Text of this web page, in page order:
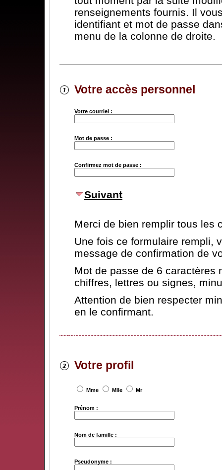
renseignements fournis. Il
identifiant et mot de passe
menu de la colonne de droite.
Votre accès personnel
Votre courriel :
Mot de passe :
Confirmez mot de passe :
Suivant
Merci de bien remplir tous les
Une fois ce formulaire rempli,
message de confirmation de
Mot de passe de 6 caractères
chiffres, lettres ou signes,
Attention de bien respecter
en le confirmant.
Votre profil
Mme Mlle Mr
Prénom :
Nom de famille :
Pseudonyme :